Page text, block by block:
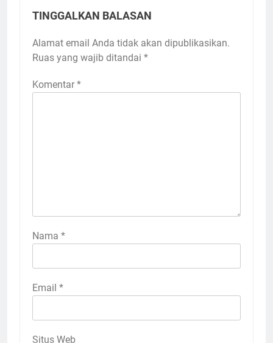
TINGGALKAN BALASAN
Alamat email Anda tidak akan dipublikasikan.
Ruas yang wajib ditandai *
Komentar *
Nama *
Email *
Situs Web